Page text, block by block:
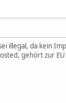
illegal, da kein
gehört zur EU